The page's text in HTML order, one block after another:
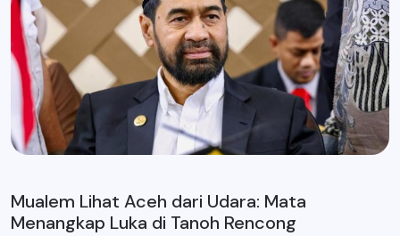
Mualem Lihat Aceh dari Udara: Mata
Menangkap Luka di Tanoh Rencong